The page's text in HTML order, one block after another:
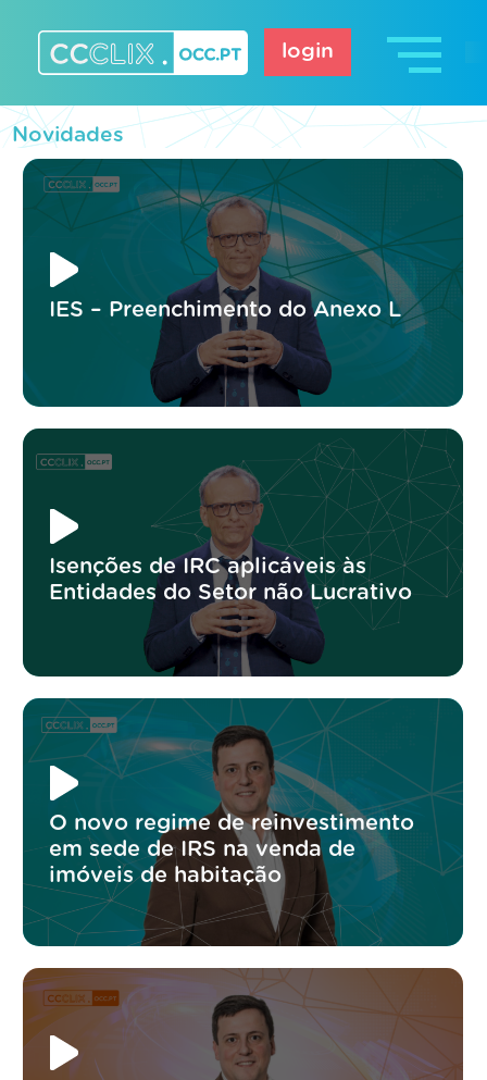
content
login
Novidades
IES – Preenchimento do Anexo L
Isenções de IRC aplicáveis às
Entidades do Setor não Lucrativo
O novo regime de reinvestimento
em sede de IRS na venda de
imóveis de habitação